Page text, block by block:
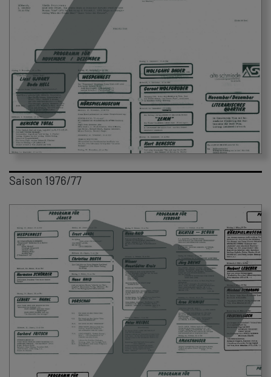
Saison 1976/77